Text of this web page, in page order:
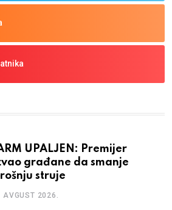
UPALJEN: Premijer
građane da smanje
struje
AVGUST 2026.